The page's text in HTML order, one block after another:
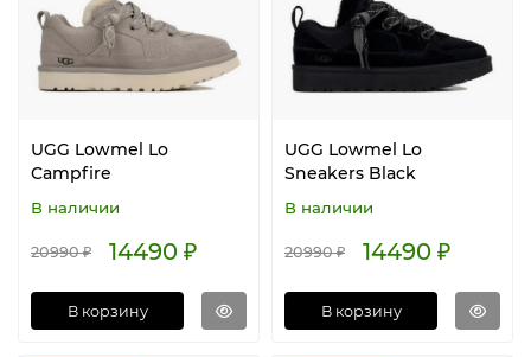
UGG Lowmel Lo
Campfire
В наличии
20990 ₽ 14490 ₽
В корзину
UGG Lowmel Lo
Sneakers Black
В наличии
20990 ₽ 14490 ₽
В корзину